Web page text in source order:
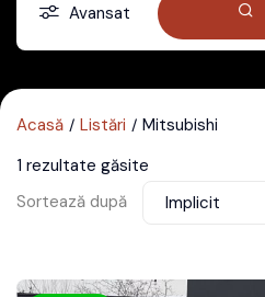
Avansat
Acasă Listări
Mitsubishi
1 rezultate găsite
Sortează după
Implicit